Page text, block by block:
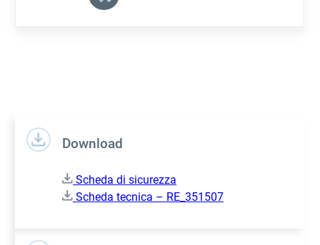
Download
Scheda di sicurezza
Scheda tecnica – RE_351507